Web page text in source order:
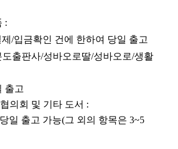
:
/입금확인 건에 한하여 당일 출고
출판사/성바오로딸/성바오로/생활
출고
의회 및 기타 도서 :
일 출고 가능(그 외의 항목은 3~5